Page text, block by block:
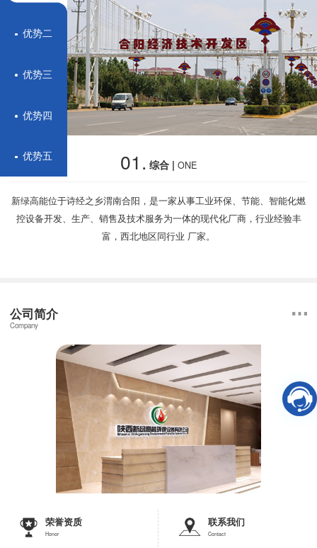
01. 综合 | ONE
新绿高能位于诗经之乡渭南合阳，是一家从事工业环保、节能、智能化燃
控设备开发、生产、销售及技术服务为一体的现代化厂商，行业经验丰
富，西北地区同行业 厂家。
优势二
优势三
优势四
优势五
公司简介
Company
荣誉资质
Honor
联系我们
Contact